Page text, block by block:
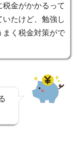
金がかかるって
たけど、勉強し
まく税金対策がで